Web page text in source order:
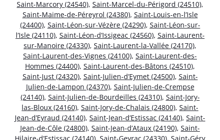
Saint-Marcory (24540), Saint-Marcel-du-Périgord (24510),
Saint-Maime-de-Péreyrol (24380), Saint-Louis-en-l’Isle
(24400), Saint-Léon-sur-Vézère (24290), Saint-Léon-sur-
l’Isle (24110), Saint-Léon-d’Issigeac (24560), Saint-Laurent-
sur-Manoire (24330), Saint-Laurent-la-Vallée (24170),
Saint-Laurent-des-Vignes (24100), Saint-Laurent-des-
Hommes (24400), Saint-Laurent-des-Bâtons (24510),
Saint-Just (24320), Saint-Julien-d’Eymet (24500), Saint-
Julien-de-Lampon (24370), Saint-Julien-de-Crempse
(24140), Saint-Julien-de-Bourdeilles (24310), Saint-Jory-
las-Bloux (24160), Saint-Jory-de-Chalais (24800), Saint-
Jean-d’Eyraud (24140), Saint-Jean-d’Estissac (24140), Saint-
Jean-de-Côle (24800), Saint-Jean-d’Ataux (24190), Saint-